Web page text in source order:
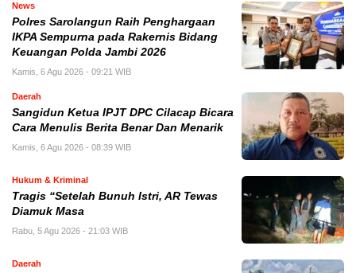
News
Polres Sarolangun Raih Penghargaan
IKPA Sempurna pada Rakernis Bidang
Keuangan Polda Jambi 2026
Kamis, 6 Agu 2026 - 09:21 WIB
Daerah
Sangidun Ketua IPJT DPC Cilacap Bicara
Cara Menulis Berita Benar Dan Menarik
Kamis, 6 Agu 2026 - 08:39 WIB
Hukum & Kriminal
Tragis “Setelah Bunuh Istri, AR Tewas
Diamuk Masa
Rabu, 5 Agu 2026 - 21:03 WIB
Daerah